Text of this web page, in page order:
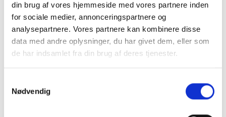
din brug af vores hjemmeside med vores partnere inden
for sociale medier, annonceringspartnere og
analysepartnere. Vores partnere kan kombinere disse
data med andre oplysninger, du har givet dem, eller som
de har indsamlet fra din brug af deres tjenester.
Nødvendig
Tilmeld dig vores nyhedsbrev
Vil du opdateres på, hvad der rør sig inden